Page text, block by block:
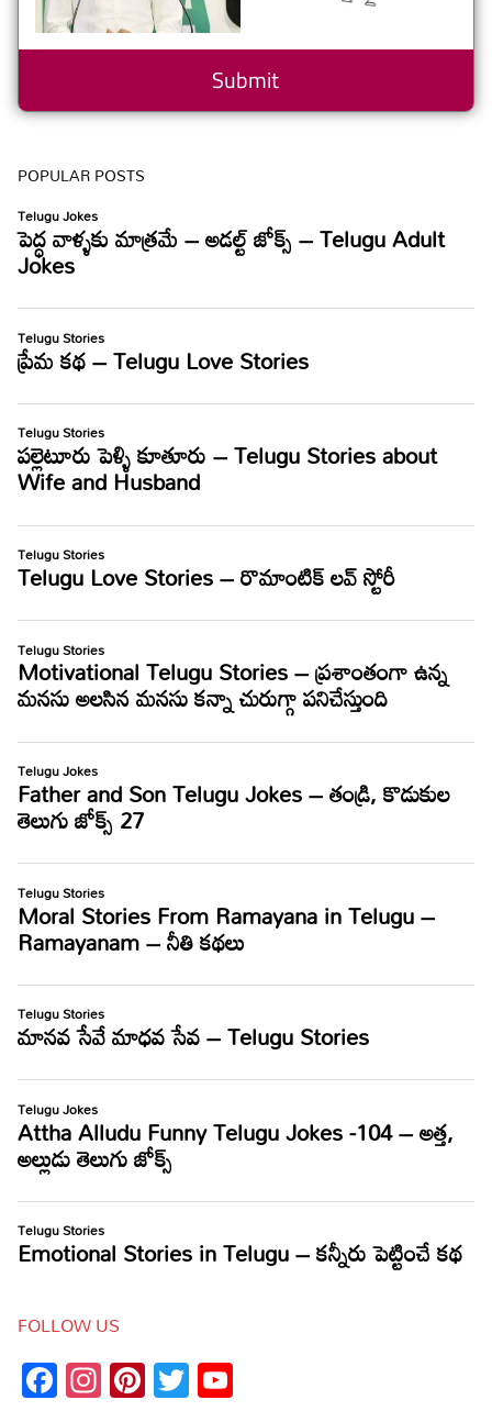
POPULAR POSTS
FOLLOW US
Facebook
Instagram
Pinterest
Twitter